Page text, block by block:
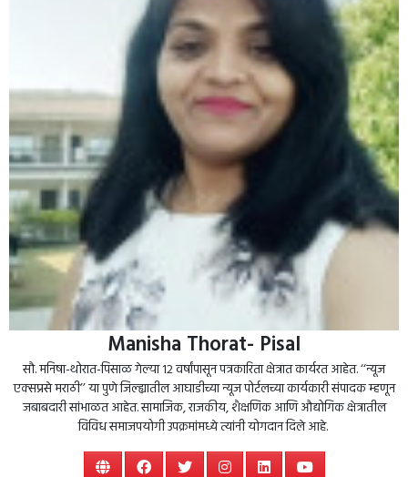
Manisha Thorat- Pisal
सौ. मनिषा-थोरात-पिसाळ गेल्या १२ वर्षांपासून पत्रकारिता क्षेत्रात कार्यरत आहेत. ‘‘न्यूज
एक्सप्रसे मराठी’’ या पुणे जिल्ह्यातील आघाडीच्या न्यूज पोर्टलच्या कार्यकारी संपादक म्हणून
जबाबदारी सांभाळत आहेत. सामाजिक, राजकीय, शैक्षणिक आणि औद्योगिक क्षेत्रातील
विविध समाजपयोगी उपक्रमांमध्ये त्यांनी योगदान दिले आहे.